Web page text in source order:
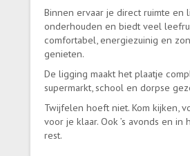
Binnen ervaar je direct ruimte en
onderhouden en biedt veel
comfortabel, energiezuinig en
genieten.
De ligging maakt het plaatje
supermarkt, school en dorpse
Twijfelen hoeft niet. Kom kijken,
voor je klaar. Ook ’s avonds en
rest.